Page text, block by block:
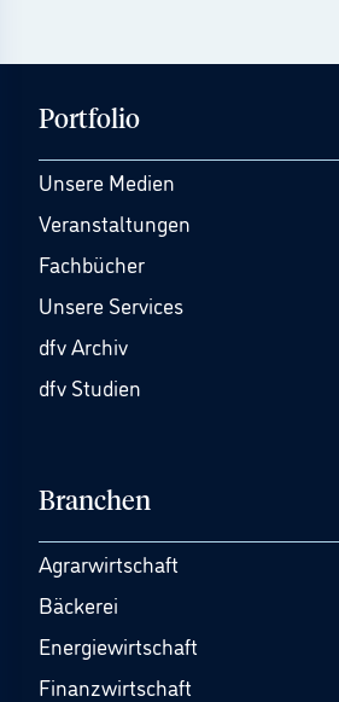
Portfolio
Unsere Medien
Veranstaltungen
Fachbücher
Unsere Services
dfv Archiv
dfv Studien
Branchen
Agrarwirtschaft
Bäckerei
Energiewirtschaft
Finanzwirtschaft